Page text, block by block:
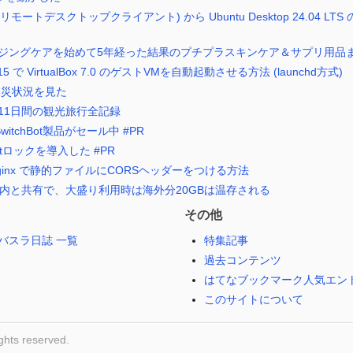
モートデスクトップクライアント) から Ubuntu Desktop 24.04 LTS
ングケアを始めて5年経った結果のプチプラスキンケア＆サプリ用品
で VirtualBox 7.0 のゲストVMを自動起動させる方法 (launchd方式)
状況を見た
日間の観光旅行全記録
製品がセール中 #PR
ックを導入した #PR
で静的ファイルにCORSヘッダーをつける方法
と共有で、大盛り利用時は海外分20GBは温存される
スラ日誌 一覧
その他
特集記事
過去コンテンツ
はてなブックマーク人気エン
このサイトについて
reserved.